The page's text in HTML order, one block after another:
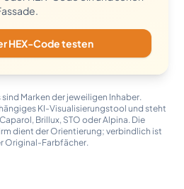
HEX-Code testen
Marken der jeweiligen Inhaber.
KI-Visualisierungstool und steht
Brillux, STO oder Alpina. Die
dient der Orientierung; verbindlich ist
Original-Farbfächer.